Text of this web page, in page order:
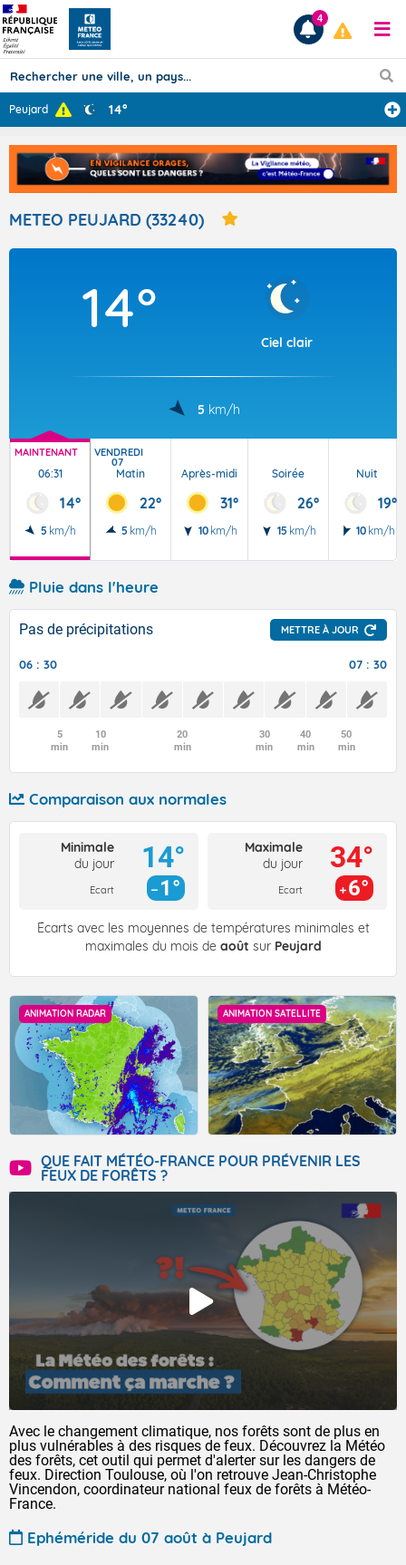
Prévisions
TOUS LES RÉSULTATS
Articles
4
Peujard 14°
METEO PEUJARD (33240)
14°
Ciel clair
5 km/h
MAINTENANT
06:31
14°
5 km/h
VENDREDI
07
Matin
22°
5 km/h
Après-midi
31°
10 km/h
Soirée
26°
15 km/h
Nuit
19°
10 km/h
Pluie dans l'heure
Pas de précipitations METTRE À JOUR
06 : 30 07 : 30
5
min
10
min
20
min
30
min
40
min
50
min
Comparaison aux normales
Minimale
du jour
Ecart
14°
1°
Maximale
du jour
Ecart
34°
6°
Écarts avec les moyennes de températures minimales et
maximales du mois de août sur Peujard
ANIMATION RADAR ANIMATION SATELLITE
QUE FAIT MÉTÉO-FRANCE POUR PRÉVENIR LES
FEUX DE FORÊTS ?
Avec le changement climatique, nos forêts sont de plus en
plus vulnérables à des risques de feux. Découvrez la Météo
des forêts, cet outil qui permet d'alerter sur les dangers de
feux. Direction Toulouse, où l'on retrouve Jean-Christophe
Vincendon, coordinateur national feux de forêts à Météo-
France.
Ephéméride du 07 août à Peujard